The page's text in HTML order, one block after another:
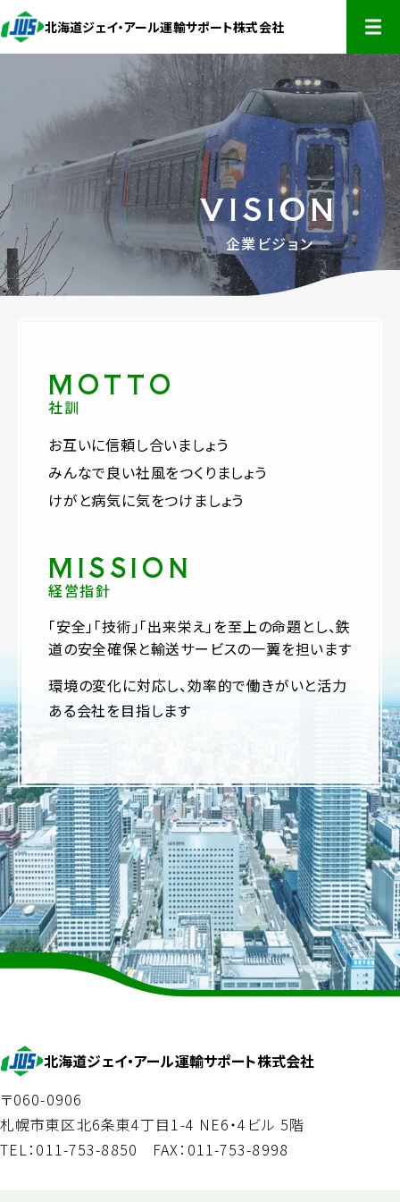
北海道ジェイ・アール運輸サポート株式会社 開く
HOME
企業情報
企業情報
代表あいさつ
事業所所在地
決算公告
企業ビジョン
情報公開
事業内容
事業内容
事業開発部門
賃貸情報
お知らせ
お問い合わせ
VISION
企業ビジョン
MOTTO
社訓
お互いに信頼し合いましょう
みんなで良い社風をつくりましょう
けがと病気に気をつけましょう
MISSION
経営指針
「安全」「技術」「出来栄え」を至上の命題とし、鉄
道の安全確保と輸送サービスの一翼を担います
環境の変化に対応し、効率的で働きがいと活力
ある会社を目指します
北海道ジェイ・アール運輸サポート株式会社
〒060-0906
札幌市東区北6条東4丁目1-4 NE6・4ビル 5階
TEL：011-753-8850 FAX：011-753-8998